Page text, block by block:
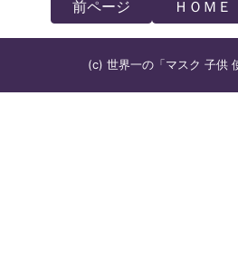
前ページ ＨＯＭＥ
(c) 世界一の「マスク 子供